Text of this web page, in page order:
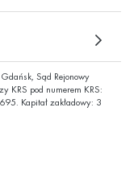
Sąd Rejonowy
KRS pod numerem KRS:
Kapitał zakładowy: 3